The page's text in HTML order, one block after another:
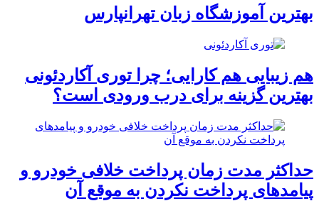
بهترین آموزشگاه زبان تهرانپارس
هم زیبایی هم کارایی؛ چرا توری آکاردئونی
بهترین گزینه برای درب ورودی است؟
حداکثر مدت زمان پرداخت خلافی خودرو و
پیامدهای پرداخت نکردن به موقع آن